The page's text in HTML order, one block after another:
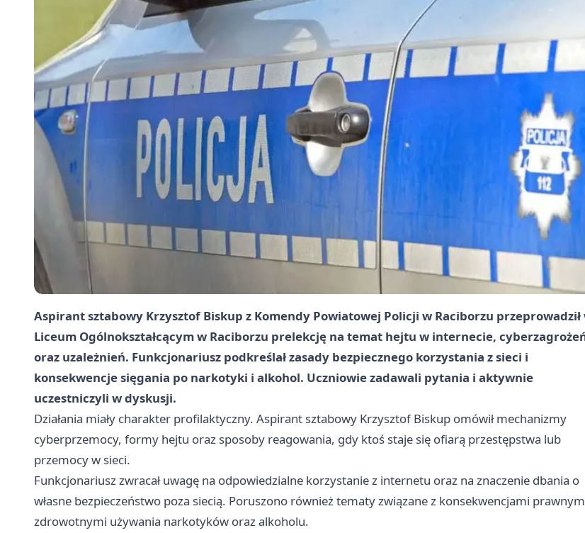
Aspirant sztabowy Krzysztof Biskup z Komendy Powiatowej Policji w Raciborzu przeprowadził
Liceum Ogólnokształcącym w Raciborzu prelekcję na temat hejtu w internecie,
oraz uzależnień. Funkcjonariusz podkreślał zasady bezpiecznego korzystania z sieci i
konsekwencje sięgania po narkotyki i alkohol. Uczniowie zadawali pytania i aktywnie
uczestniczyli w dyskusji.
Działania miały charakter profilaktyczny. Aspirant sztabowy Krzysztof Biskup omówił mechanizmy
cyberprzemocy, formy hejtu oraz sposoby reagowania, gdy ktoś staje się ofiarą przestępstwa lub
przemocy w sieci.
Funkcjonariusz zwracał uwagę na odpowiedzialne korzystanie z internetu oraz na znaczenie dbania o
własne bezpieczeństwo poza siecią. Poruszono również tematy związane z konsekwencjami
zdrowotnymi używania narkotyków oraz alkoholu.